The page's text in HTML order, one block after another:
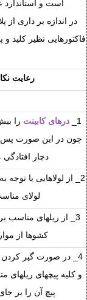
است و استاندارد عمق
در اندازه بر داری از
فاکتورهایی نظیر کلید
رعایت
1_ درهای کابینت را
چون در این صورت پس
دچار
2_ از لولاهایی با
لولای
3_ از ریلهای مناسب
کشوها از
4_ در صورت گیر
و کلیه پیچهای
پیچ آن را بر